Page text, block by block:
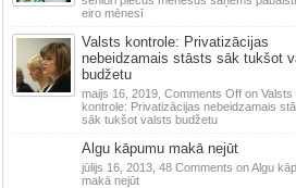
eiro mēnesī
Valsts kontrole: Privatizācijas
nebeidzamais stāsts sāk tukšot
budžetu
maijs 16, 2019, Comments Offon Valsts
kontrole: Privatizācijas nebeidzamais
sāk tukšot valsts budžetu
Algu kāpumu makā nejūt
jūlijs 16, 2013, 48 Comments on Algu
makā nejūt